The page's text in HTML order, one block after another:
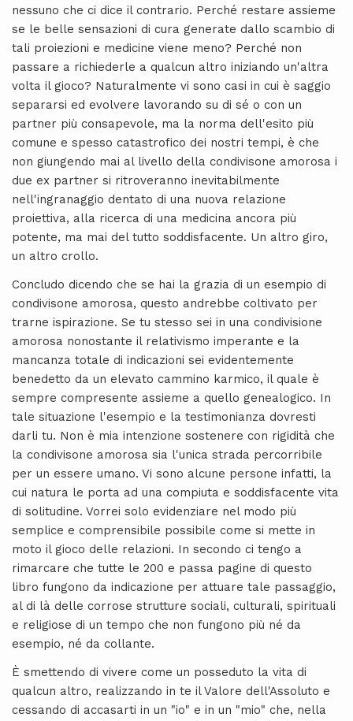
nessuno che ci dice il contrario. Perché restare assieme
se le belle sensazioni di cura generate dallo scambio di
tali proiezioni e medicine viene meno? Perché non
passare a richiederle a qualcun altro iniziando un'altra
volta il gioco? Naturalmente vi sono casi in cui è saggio
separarsi ed evolvere lavorando su di sé o con un
partner più consapevole, ma la norma dell'esito più
comune e spesso catastrofico dei nostri tempi, è che
non giungendo mai al livello della condivisone amorosa i
due ex partner si ritroveranno inevitabilmente
nell'ingranaggio dentato di una nuova relazione
proiettiva, alla ricerca di una medicina ancora più
potente, ma mai del tutto soddisfacente. Un altro giro,
un altro crollo.
Concludo dicendo che se hai la grazia di un esempio di
condivisone amorosa, questo andrebbe coltivato per
trarne ispirazione. Se tu stesso sei in una condivisione
amorosa nonostante il relativismo imperante e la
mancanza totale di indicazioni sei evidentemente
benedetto da un elevato cammino karmico, il quale è
sempre compresente assieme a quello genealogico. In
tale situazione l'esempio e la testimonianza dovresti
darli tu. Non è mia intenzione sostenere con rigidità che
la condivisone amorosa sia l'unica strada percorribile
per un essere umano. Vi sono alcune persone infatti, la
cui natura le porta ad una compiuta e soddisfacente vita
di solitudine. Vorrei solo evidenziare nel modo più
semplice e comprensibile possibile come si mette in
moto il gioco delle relazioni. In secondo ci tengo a
rimarcare che tutte le 200 e passa pagine di questo
libro fungono da indicazione per attuare tale passaggio,
al di là delle corrose strutture sociali, culturali, spirituali
e religiose di un tempo che non fungono più né da
esempio, né da collante.
È smettendo di vivere come un posseduto la vita di
qualcun altro, realizzando in te il Valore dell'Assoluto e
cessando di accasarti in un "io" e in un "mio" che, nella